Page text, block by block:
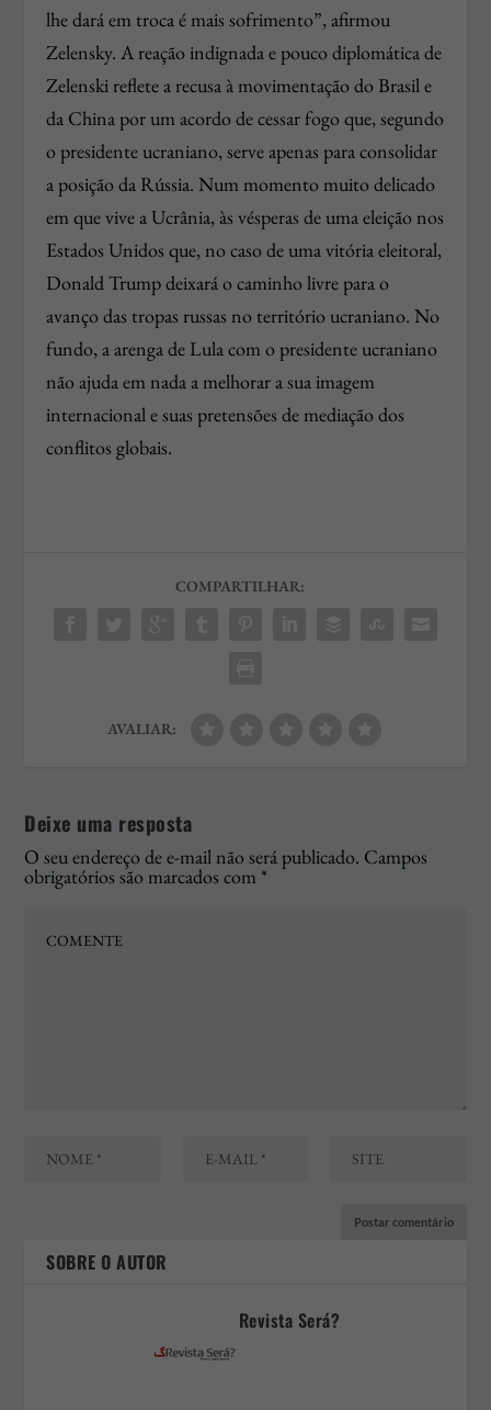
lhe dará em troca é mais sofrimento”, afirmou
Zelensky. A reação indignada e pouco diplomática de
Zelenski reflete a recusa à movimentação do Brasil e
da China por um acordo de cessar fogo que, segundo
o presidente ucraniano, serve apenas para consolidar
a posição da Rússia. Num momento muito delicado
em que vive a Ucrânia, às vésperas de uma eleição nos
Estados Unidos que, no caso de uma vitória eleitoral,
Donald Trump deixará o caminho livre para o
avanço das tropas russas no território ucraniano. No
fundo, a arenga de Lula com o presidente ucraniano
não ajuda em nada a melhorar a sua imagem
internacional e suas pretensões de mediação dos
conflitos globais.
COMPARTILHAR:
AVALIAR:
Deixe uma resposta
O seu endereço de e-mail não será publicado. Campos
obrigatórios são marcados com *
SOBRE O AUTOR
Revista Será?